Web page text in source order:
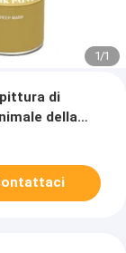
1/1
di
della